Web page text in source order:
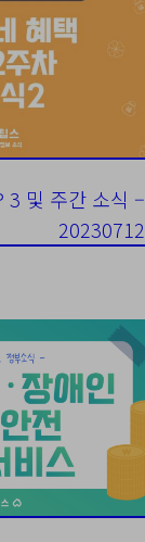
3 및 주간 소식 –
20230712